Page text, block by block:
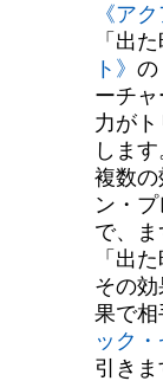
《ア
「出
ト》 の
ーチ
力が
します
複数
ン・
で、
「出
その効
果で相
ック・
引きま